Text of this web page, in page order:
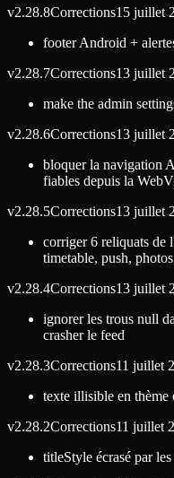
v2.28.8Corrections15 juillet
footer Android +
v2.28.7Corrections13 juillet
make the admin
v2.28.6Corrections13 juillet
bloquer la navigation
fiables depuis la
v2.28.5Corrections13 juillet
corriger 6 reliquats de
timetable, push,
v2.28.4Corrections13 juillet
ignorer les trous null
crasher le feed
v2.28.3Corrections11 juillet
texte illisible en thème
v2.28.2Corrections11 juillet
titleStyle écrasé par